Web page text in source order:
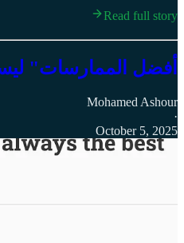
Read full story
أفضل الممارسات"
Mohamed Ashour
·
October 5, 2025